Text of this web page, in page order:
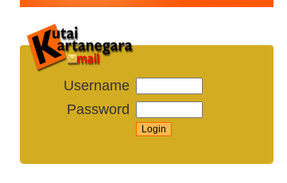
Username
Password